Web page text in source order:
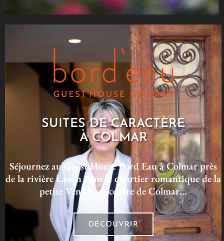
SUITES DE CARACTÈRE
À COLMAR
Séjournez au Guest House Bord Eau à Colmar près
de la rivière Lauch dans le quartier romantique de la
petite Venise, au centre de Colmar…
DÉCOUVRIR